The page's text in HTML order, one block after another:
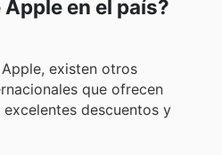
en el país?
existen otros
que ofrecen
descuentos y